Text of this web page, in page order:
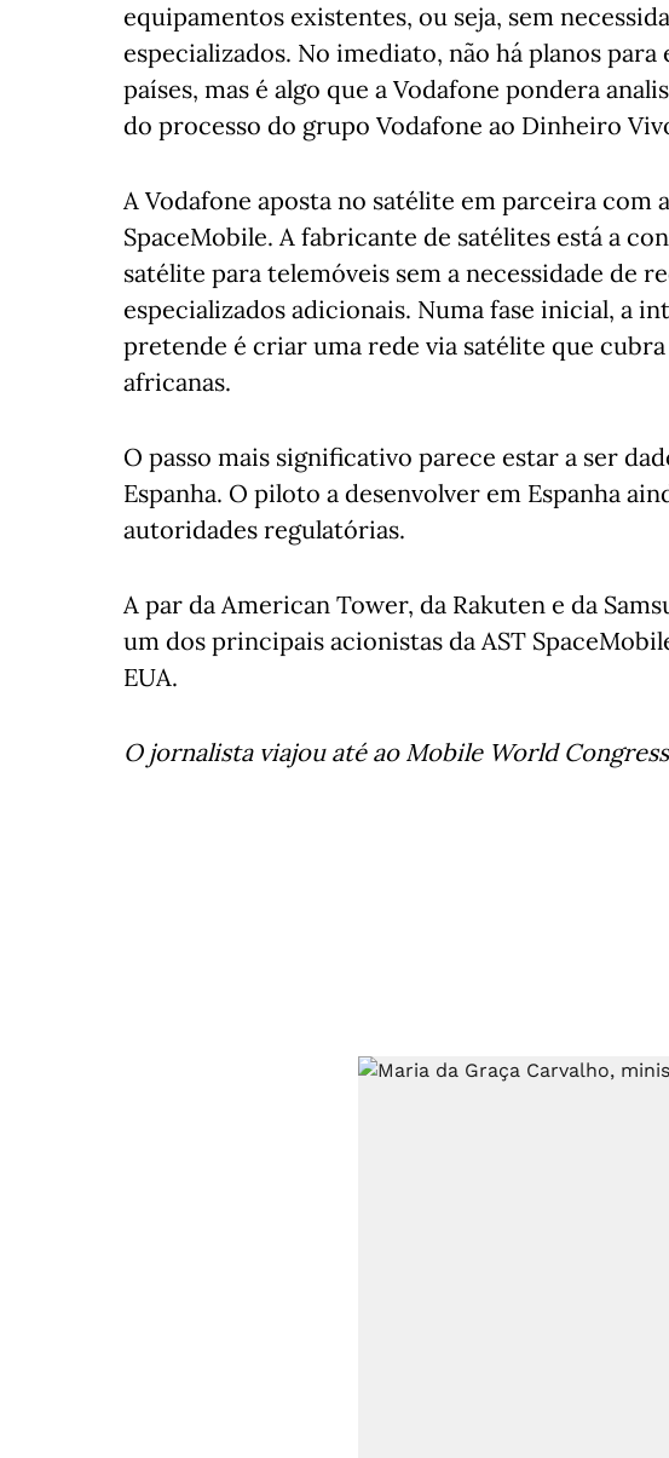
equipamentos existentes, ou seja, sem
especializados. No imediato, não há planos
países, mas é algo que a Vodafone pondera
do processo do grupo Vodafone ao Dinheiro
A Vodafone aposta no satélite em parceira com
SpaceMobile. A fabricante de satélites está a
satélite para telemóveis sem a necessidade de
especializados adicionais. Numa fase inicial, a
pretende é criar uma rede via satélite que
africanas.
O passo mais significativo parece estar a ser
Espanha. O piloto a desenvolver em Espanha
autoridades regulatórias.
A par da American Tower, da Rakuten e da
um dos principais acionistas da AST
EUA.
O jornalista viajou até ao Mobile World